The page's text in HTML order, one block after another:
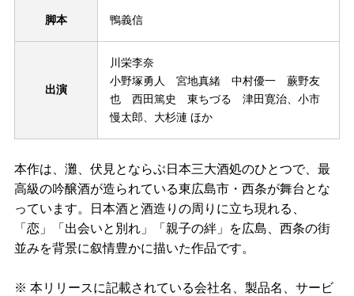
脚本 鴨義信
出演
川栄李奈
小野塚勇人 宮地真緒 中村優一 蕨野友
也 西田篤史 東ちづる 津田寛治、小市
慢太郎、大杉漣 ほか
本作は、灘、伏見とならぶ日本三大酒処のひとつで、最
高級の吟醸酒が造られている東広島市・西条が舞台とな
っています。日本酒と酒造りの周りに立ち現れる、
「恋」「出会いと別れ」「親子の絆」を広島、西条の街
並みを背景に叙情豊かに描いた作品です。
※ 本リリースに記載されている会社名、製品名、サービ